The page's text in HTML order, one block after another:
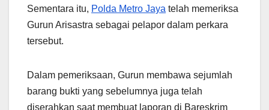
Sementara itu, Polda Metro Jaya telah memeriksa
Gurun Arisastra sebagai pelapor dalam perkara
tersebut.
Dalam pemeriksaan, Gurun membawa sejumlah
barang bukti yang sebelumnya juga telah
diserahkan saat membuat laporan di Bareskrim